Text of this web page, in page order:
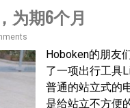
为期6个月
Hoboken的朋友
了一项出行工具
普通的站立式的
是给站立不方便